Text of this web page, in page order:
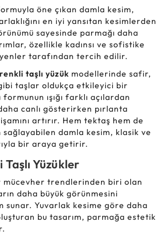
öne çıkan damla kesim,
en iyi yansıtan kesimlerden
sayesinde parmağı daha
özellikle kadınsı ve sofistike
tarafından tercih edilir.
taşlı yüzük modellerinde safir,
taşlar oldukça etkileyici bir
ışığı farklı açılardan
canlı gösterirken pırlanta
artırır. Hem tektaş hem de
damla kesim, klasik ve
bir araya getirir.
Yüzükler
mücevher trendlerinden biri olan
daha büyük görünmesini
Yuvarlak kesime göre daha
bu tasarım, parmağa estetik